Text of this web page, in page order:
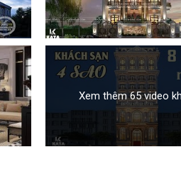
Xem thêm 65 video